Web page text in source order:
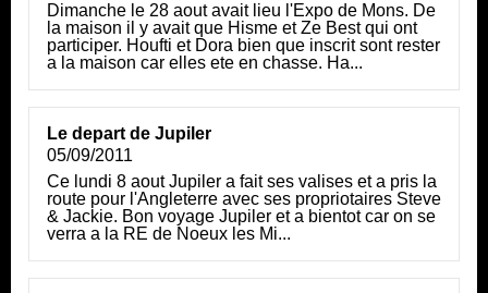
Dimanche le 28 aout avait lieu l'Expo de Mons. De
la maison il y avait que Hisme et Ze Best qui ont
participer. Houfti et Dora bien que inscrit sont rester
a la maison car elles ete en chasse. Ha...
Le depart de Jupiler
05/09/2011
Ce lundi 8 aout Jupiler a fait ses valises et a pris la
route pour l'Angleterre avec ses propriotaires Steve
& Jackie. Bon voyage Jupiler et a bientot car on se
verra a la RE de Noeux les Mi...